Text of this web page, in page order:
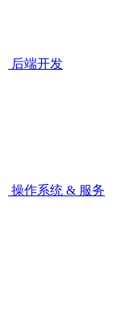
后端开发
操作系统 & 服务